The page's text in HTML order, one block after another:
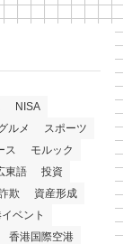
NISA
ルメ
スポーツ
ス
モルック
東語
投資
欺
資産形成
ベント
香港国際空港